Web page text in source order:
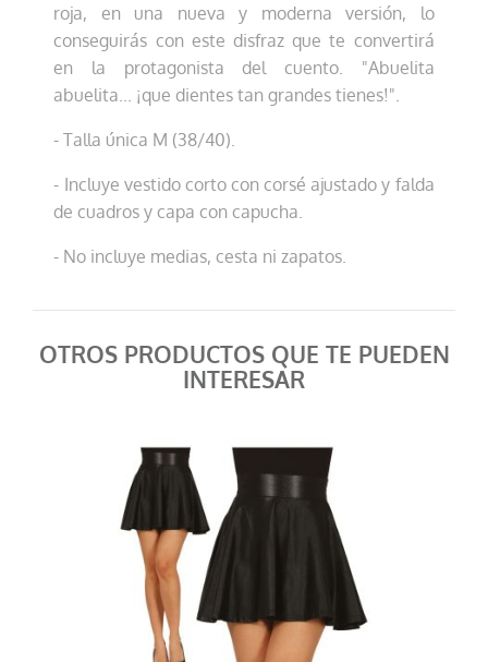
roja, en una nueva y moderna versión, lo
conseguirás con este disfraz que te convertirá
en la protagonista del cuento. "Abuelita
abuelita... ¡que dientes tan grandes tienes!".
- Talla única M (38/40).
- Incluye vestido corto con corsé ajustado y falda
de cuadros y capa con capucha.
- No incluye medias, cesta ni zapatos.
OTROS PRODUCTOS QUE TE PUEDEN
INTERESAR